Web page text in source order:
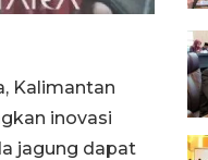
Kalimantan
inovasi
jagung dapat